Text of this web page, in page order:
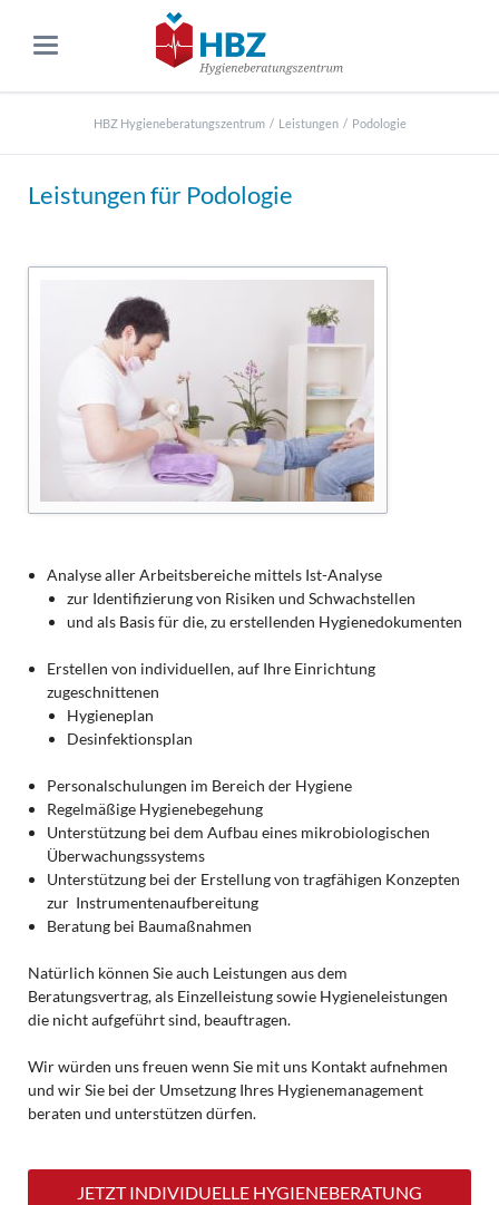
HBZ Hygieneberatungszentrum Leistungen Podologie
Leistungen für Podologie
Analyse aller Arbeitsbereiche mittels Ist-Analyse
zur Identifizierung von Risiken und Schwachstellen
und als Basis für die, zu erstellenden Hygienedokumenten
Erstellen von individuellen, auf Ihre Einrichtung
zugeschnittenen
Hygieneplan
Desinfektionsplan
Personalschulungen im Bereich der Hygiene
Regelmäßige Hygienebegehung
Unterstützung bei dem Aufbau eines mikrobiologischen
Überwachungssystems
Unterstützung bei der Erstellung von tragfähigen Konzepten
zur Instrumentenaufbereitung
Beratung bei Baumaßnahmen
Natürlich können Sie auch Leistungen aus dem
Beratungsvertrag, als Einzelleistung sowie Hygieneleistungen
die nicht aufgeführt sind, beauftragen.
Wir würden uns freuen wenn Sie mit uns Kontakt aufnehmen
und wir Sie bei der Umsetzung Ihres Hygienemanagement
beraten und unterstützen dürfen.
JETZT INDIVIDUELLE HYGIENEBERATUNG